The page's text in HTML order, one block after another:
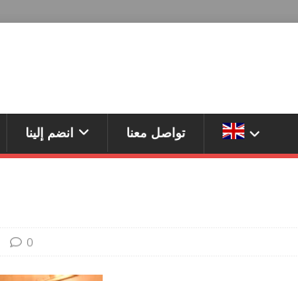
انضم إلينا تواصل معنا
0